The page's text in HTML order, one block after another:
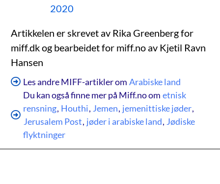
2020
Artikkelen er skrevet av Rika Greenberg for
miff.dk og bearbeidet for miff.no av Kjetil Ravn
Hansen
Les andre MIFF-artikler om Arabiske land
Du kan også finne mer på Miff.no om etnisk
rensning, Houthi, Jemen, jemenittiske jøder,
Jerusalem Post, jøder i arabiske land, Jødiske
flyktninger